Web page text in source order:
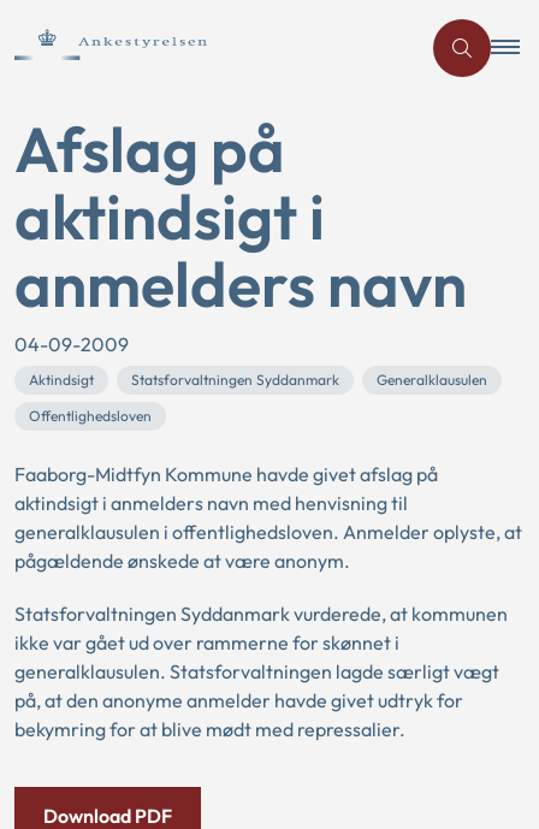
Afslag på
aktindsigt i
anmelders navn
04-09-2009
Aktindsigt Statsforvaltningen Syddanmark
Generalklausulen
Offentlighedsloven
Faaborg-Midtfyn Kommune havde givet afslag på
aktindsigt i anmelders navn med henvisning til
generalklausulen i offentlighedsloven. Anmelder oplyste, at
pågældende ønskede at være anonym.
Statsforvaltningen Syddanmark vurderede, at kommunen
ikke var gået ud over rammerne for skønnet i
generalklausulen. Statsforvaltningen lagde særligt vægt
på, at den anonyme anmelder havde givet udtryk for
bekymring for at blive mødt med repressalier.
Download PDF